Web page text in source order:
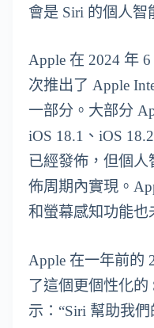
會是 Siri 的個人智
Apple 在 2024 年
次推出了 Apple
一部分。大部分
iOS 18.1、iOS
已經發佈，但個人
佈周期內實現。
和螢幕感知功能也
Apple 在一年前的
了這個更個性化的
示：“Siri 幫助我